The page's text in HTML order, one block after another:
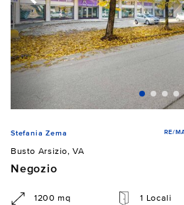
Stefania Zema RE/
Busto Arsizio, VA
Negozio
1200 mq 1 Locali